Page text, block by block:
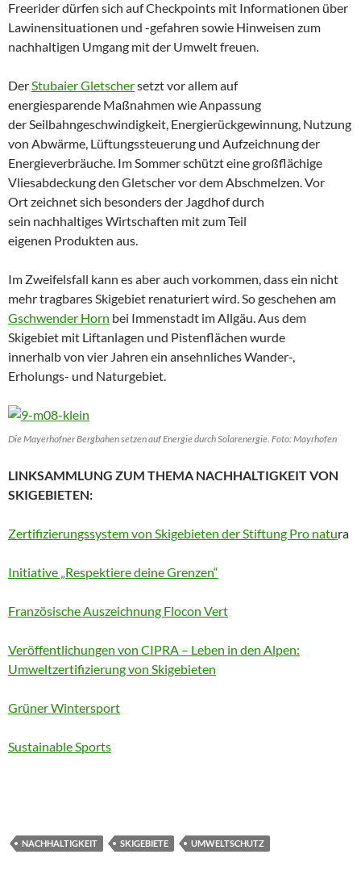
Freerider dürfen sich auf Checkpoints mit Informationen über
Lawinensituationen und -gefahren sowie Hinweisen zum
nachhaltigen Umgang mit der Umwelt freuen.
DerStubaier Gletschersetzt vor allem auf
energiesparende Maßnahmen wie Anpassung
der Seilbahngeschwindigkeit, Energierückgewinnung, Nutzung
von Abwärme, Lüftungssteuerung und Aufzeichnung der
Energieverbräuche. Im Sommer schützt eine großflächige
Vliesabdeckung den Gletscher vor dem Abschmelzen. Vor
Ort zeichnet sich besonders der Jagdhof durch
sein nachhaltiges Wirtschaften mit zum Teil
eigenen Produkten aus.
Im Zweifelsfall kann es aber auch vorkommen, dass ein nicht
mehr tragbares Skigebiet renaturiert wird. So geschehen am
Gschwender Horn bei Immenstadt im Allgäu. Aus dem
Skigebiet mit Liftanlagen und Pistenflächen wurde
innerhalb von vier Jahren ein ansehnliches Wander-,
Erholungs- und Naturgebiet.
Die Mayerhofner Bergbahen setzen auf Energie durch Solarenergie. Foto: Mayrhofen
LINKSAMMLUNG ZUM THEMA NACHHALTIGKEIT VON
SKIGEBIETEN:
Zertifizierungssystem von Skigebieten der Stiftung Pro natura
Initiative „Respektiere deine Grenzen“
Französische Auszeichnung Flocon Vert
Veröffentlichungen von CIPRA – Leben in den Alpen:
Umweltzertifizierung von Skigebieten
Grüner Wintersport
Sustainable Sports
NACHHALTIGKEIT SKIGEBIETE UMWELTSCHUTZ